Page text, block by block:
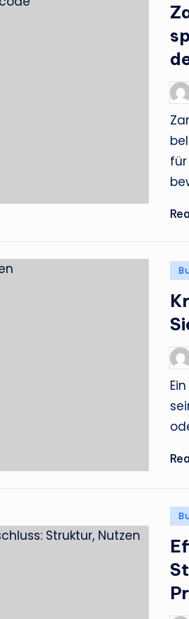
by
by